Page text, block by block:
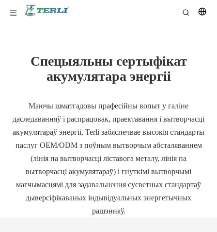
Спецыяльны сертыфікат
акумулятара энергіі
Маючы шматгадовы прафесійны вопыт у галіне
даследаванняў і распрацовак, праектавання і вытворчасці
акумулятараў энергіі, Terli забяспечвае высокія стандарты
паслуг OEM/ODM з поўным вытворчым абсталяваннем
(лінія па вытворчасці ліставога металу, лінія па
вытворчасці акумулятараў) і гнуткімі вытворчымі
магчымасцямі для задавальнення сусветных стандартаў
дыверсіфікаваных індывідуальных энергетычных
рашэнняў.